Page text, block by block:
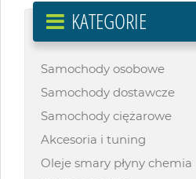
KATEGORIE
Samochody osobowe
Samochody dostawcze
Samochody ciężarowe
Akcesoria i tuning
Oleje smary płyny chemia